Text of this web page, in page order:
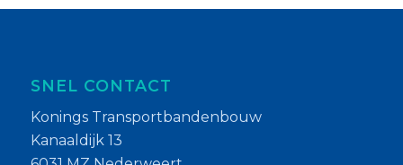
SNEL CONTACT
Konings Transportbandenbouw
Kanaaldijk 13